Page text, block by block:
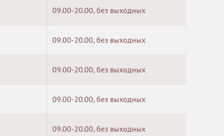
09.00-20.00, без выходных
09.00-20.00, без выходных
09.00-20.00, без выходных
09.00-20.00, без выходных
09.00-20.00, без выходных